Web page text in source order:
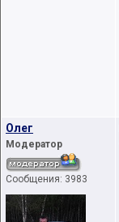
Oлег
Модератор
Сообщения: 3983